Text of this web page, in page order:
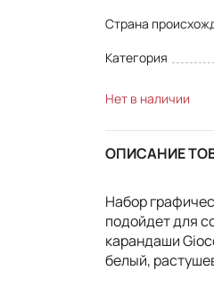
Страна
Категория
Нет в наличии
ОПИСАНИЕ
Набор
подойдет для
карандаши
белый,